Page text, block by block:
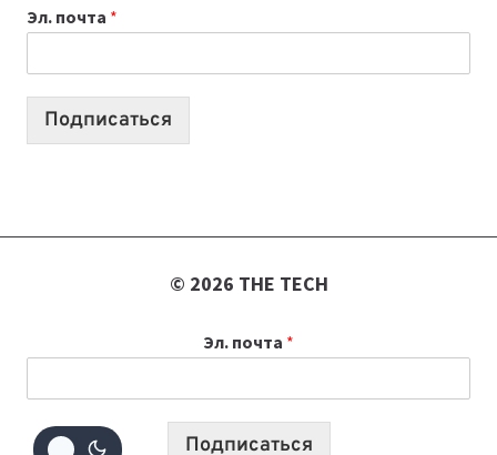
РАБОТЫ
Эл. почта *
Подписаться
© 2026 THE TECH
Эл. почта *
Подписаться